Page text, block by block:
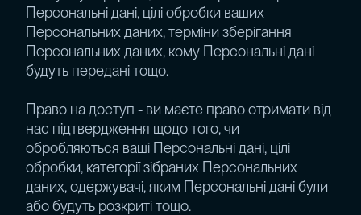
Персональні дані, цілі обробки ваших
Персональних даних, терміни зберігання
Персональних даних, кому Персональні дані
будуть передані тощо.
Право на доступ - ви маєте право отримати від
нас підтвердження щодо того, чи
обробляються ваші Персональні дані, цілі
обробки, категорії зібраних Персональних
даних, одержувачі, яким Персональні дані були
або будуть розкриті тощо.